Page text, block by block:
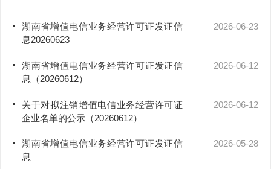
湖南省增值电信业务经营许可证发证信
息20260623
2026-06-23
湖南省增值电信业务经营许可证发证信
息（20260612）
2026-06-12
关于对拟注销增值电信业务经营许可证
企业名单的公示（20260612）
2026-06-12
湖南省增值电信业务经营许可证发证信
息
2026-05-28